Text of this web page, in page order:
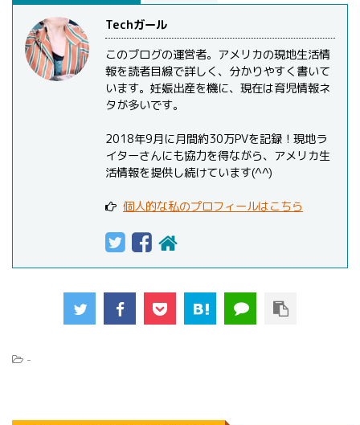
Techガール
このブログの運営者。アメリカの現地生活情
報を読者目線で詳しく、分かりやすく書いて
います。妊娠出産を機に、現在は育児情報ネ
タが多いです。
2018年9月に月間約30万PVを記録！現地ラ
イターさんにも協力を得ながら、アメリカ生
活情報を提供し続けています(^^)
個人的な私のプロフィールはこちら
-